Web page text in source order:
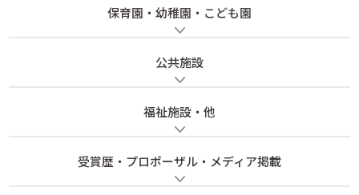
保育園・幼稚園・こども園
公共施設
福祉施設・他
受賞歴・プロポーザル・メディア掲載